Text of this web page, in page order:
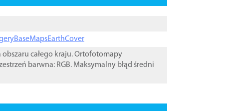
całego kraju. Ortofotomapy
barwna: RGB. Maksymalny błąd średni